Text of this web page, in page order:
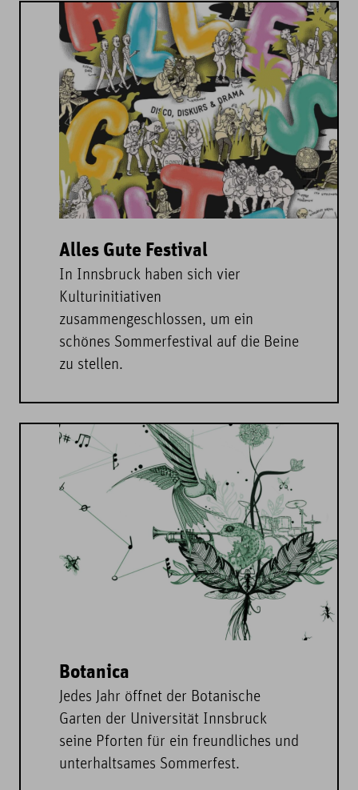
Alles Gute Festival
In Innsbruck haben sich vier
Kulturinitiativen
zusammengeschlossen, um ein
schönes Sommerfestival auf die Beine
zu stellen.
Botanica
Jedes Jahr öffnet der Botanische
Garten der Universität Innsbruck
seine Pforten für ein freundliches und
unterhaltsames Sommerfest.